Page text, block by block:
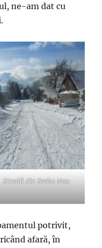
ne-am dat cu
Stradă din Brebu Nou
potrivit,
afară, în